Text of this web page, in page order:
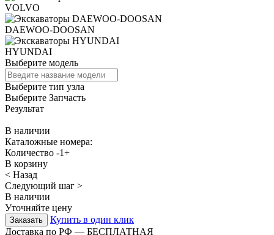
VOLVO
DAEWOO-DOOSAN
HYUNDAI
Выберите модель
Выберите тип узла
Выберите Запчасть
Результат
В наличии
Каталожные номера:
Количество -1+
В корзину
< Назад
Следующий шаг >
В наличии
Уточняйте цену
Купить в один клик
Доставка по РФ — БЕСПЛАТНАЯ